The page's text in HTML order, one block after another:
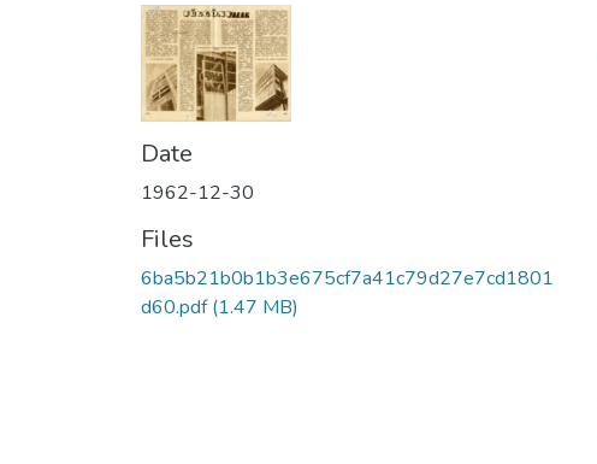
Date
1962-12-30
Files
6ba5b21b0b1b3e675cf7a41c79d27e7cd1801
d60.pdf(1.47 MB)